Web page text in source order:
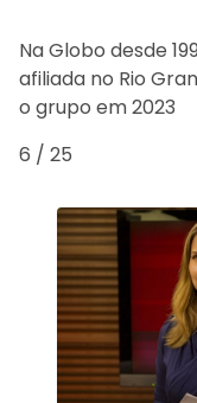
Na Globo desde
afiliada no Rio
o grupo em 2023
6 / 25